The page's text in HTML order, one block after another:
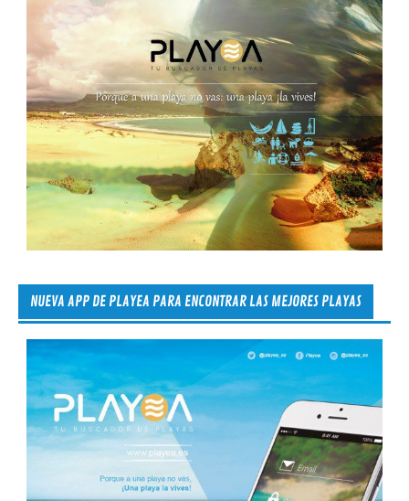
NUEVA APP DE PLAYEA PARA ENCONTRAR LAS MEJORES PLAYAS